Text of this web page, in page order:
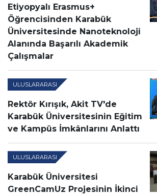
Etiyopyalı Erasmus+
Öğrencisinden Karabük
Üniversitesinde Nanoteknoloji
Alanında Başarılı Akademik
Çalışmalar
ULUSLARARASI
Rektör Kırışık, Akit TV'de
Karabük Üniversitesinin Eğitim
ve Kampüs İmkânlarını Anlattı
ULUSLARARASI
Karabük Üniversitesi
GreenCamUz Projesinin İkinci